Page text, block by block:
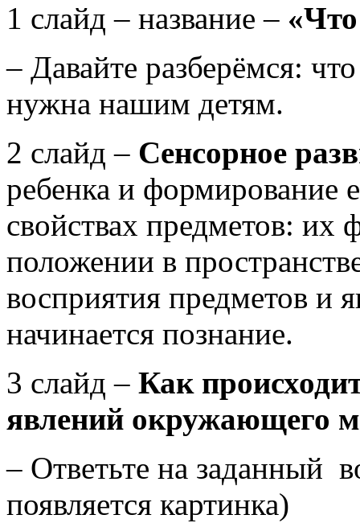
1 слайд – название –
– Давайте разберёмся:
нужна нашим детям.
2 слайд – Сенсорное
ребенка и формирование
свойствах предметов: их
положении в
восприятия предметов и
начинается познание.
3 слайд – Как
явлений окружающего
– Ответьте на заданный
появляется картинка)